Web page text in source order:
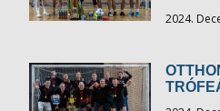
2024.